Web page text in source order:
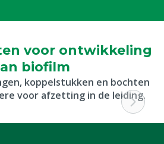
voor ontwikkeling
biofilm
koppelstukken en bochten
voor afzetting in de leiding.